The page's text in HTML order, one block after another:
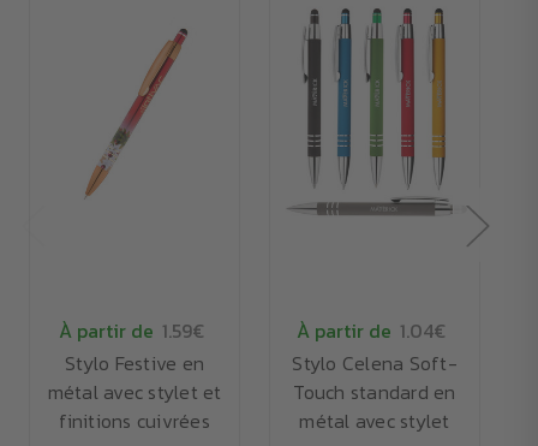
À partir de 1.59€
Stylo Festive en
métal avec stylet et
finitions cuivrées
À partir de 1.04€
Stylo Celena Soft-
Touch standard en
métal avec stylet